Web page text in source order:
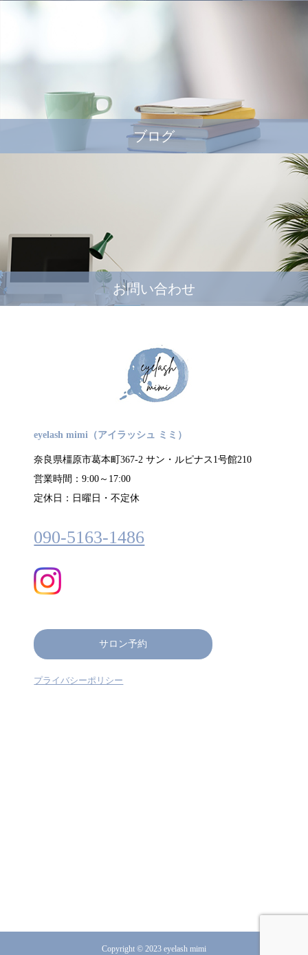
ブログ
お問い合わせ
eyelash mimi（アイラッシュ ミミ）
奈良県橿原市葛本町367-2 サン・ルピナス1号館210
営業時間：9:00～17:00
定休日：日曜日・不定休
090-5163-1486
サロン予約
プライバシーポリシー
Copyright © 2023 eyelash mimi